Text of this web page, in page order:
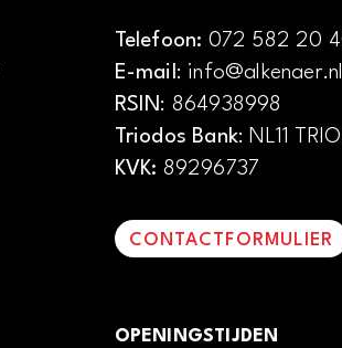
Telefoon: 072 582 20
E-mail : info@alkenaer.nl
RSIN : 864938998
Triodos Bank: NL11
KVK: 89296737
CONTACTFORMULIER
OPENINGSTIJDEN